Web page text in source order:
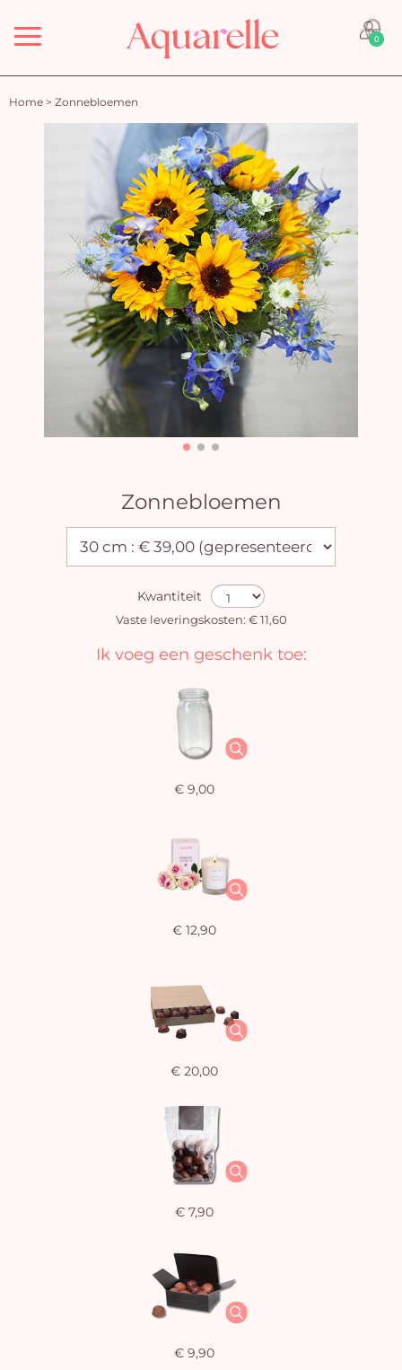
Menu 0
Home > Zonnebloemen
Zonnebloemen
Kwantiteit
Vaste leveringskosten: € 11,60
Ik voeg een geschenk toe:
€ 9,00
€ 12,90
€ 20,00
€ 7,90
€ 9,90